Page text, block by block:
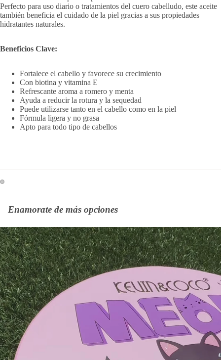
Perfecto para uso diario o tratamientos del cuero cabelludo, este aceite
también beneficia el cuidado de la piel gracias a sus propiedades
hidratantes naturales.
Beneficios Clave:
Fortalece el cabello y favorece su crecimiento
Con biotina y vitamina E
Refrescante aroma a romero y menta
Ayuda a reducir la rotura y la sequedad
Puede utilizarse tanto en el cabello como en la piel
Fórmula ligera y no grasa
Apto para todo tipo de cabellos
Enamorate de más opciones